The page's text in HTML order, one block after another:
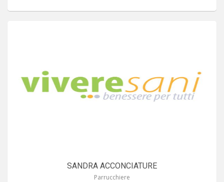
SANDRA ACCONCIATURE
Parrucchiere